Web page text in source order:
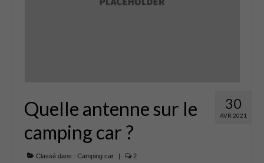
30
AVR 2021
Quelle antenne sur le
camping car ?
Classé dans : Camping car | 2